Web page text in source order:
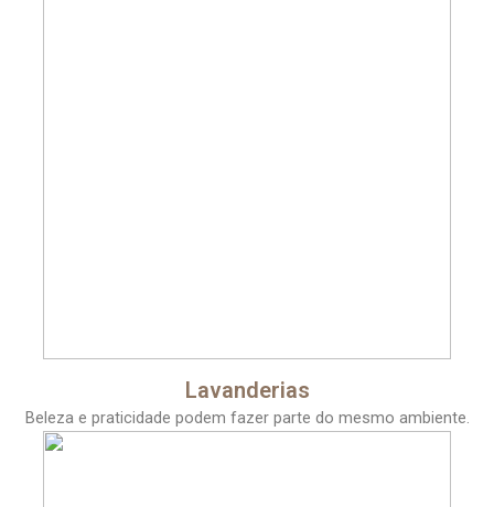
Lavanderias
Beleza e praticidade podem fazer parte do mesmo ambiente.